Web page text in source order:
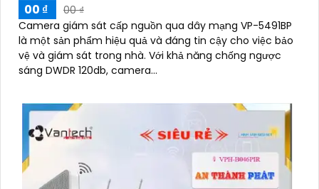
00 ₫
00 ₫
Camera giám sát cấp nguồn qua dây mạng VP-5491BP
là một sản phẩm hiệu quả và đáng tin cậy cho việc bảo
vệ và giám sát trong nhà. Với khả năng chống ngược
sáng DWDR 120db, camera...